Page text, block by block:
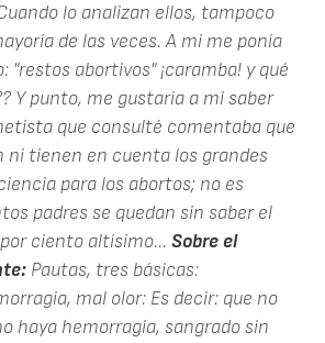
lo analizan ellos, tampoco
de las veces. A mi me ponía
"restos abortivos" ¡caramba! y qué
Y punto, me gustaría a mi saber
que consulté comentaba que
ni tienen en cuenta los grandes
para los abortos; no es
padres se quedan sin saber el
ciento altísimo... Sobre el
Pautas, tres básicas:
mal olor: Es decir: que no
haya hemorragia, sangrado sin